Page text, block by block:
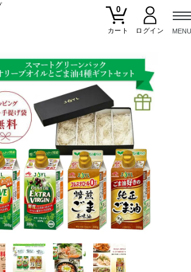
0
カート